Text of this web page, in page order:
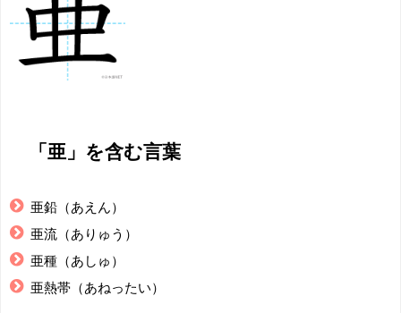
「亜」を含む言葉
亜鉛（あえん）
亜流（ありゅう）
亜種（あしゅ）
亜熱帯（あねったい）